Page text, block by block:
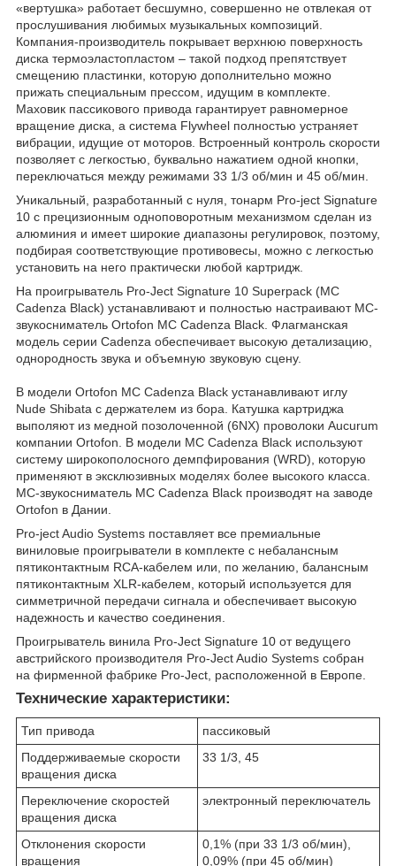
«вертушка» работает бесшумно, совершенно не отвлекая от
прослушивания любимых музыкальных композиций.
Компания-производитель покрывает верхнюю поверхность
диска термоэластопластом – такой подход препятствует
смещению пластинки, которую дополнительно можно
прижать специальным прессом, идущим в комплекте.
Маховик пассикового привода гарантирует равномерное
вращение диска, а система Flywheel полностью устраняет
вибрации, идущие от моторов. Встроенный контроль скорости
позволяет с легкостью, буквально нажатием одной кнопки,
переключаться между режимами 33 1/3 об/мин и 45 об/мин.
Уникальный, разработанный с нуля, тонарм Pro-ject Signature
10 с прецизионным одноповоротным механизмом сделан из
алюминия и имеет широкие диапазоны регулировок, поэтому,
подбирая соответствующие противовесы, можно с легкостью
установить на него практически любой картридж.
На проигрыватель Pro-Ject Signature 10 Superpack (MC
Cadenza Black) устанавливают и полностью настраивают MC-
звукосниматель Ortofon MC Cadenza Black. Флагманская
модель серии Cadenza обеспечивает высокую детализацию,
однородность звука и объемную звуковую сцену.
В модели Ortofon MC Cadenza Black устанавливают иглу
Nude Shibata с держателем из бора. Катушка картриджа
выполяют из медной позолоченной (6NX) проволоки Aucurum
компании Ortofon. В модели MC Cadenza Black используют
систему широкополосного демпфирования (WRD), которую
применяют в эксклюзивных моделях более высокого класса.
MC-звукосниматель MC Cadenza Black производят на заводе
Ortofon в Дании.
Pro-ject Audio Systems поставляет все премиальные
виниловые проигрыватели в комплекте с небалансным
пятиконтактным RCA-кабелем или, по желанию, балансным
пятиконтактным XLR-кабелем, который используется для
симметричной передачи сигнала и обеспечивает высокую
надежность и качество соединения.
Проигрыватель винила Pro-Ject Signature 10 от ведущего
австрийского производителя Pro-Ject Audio Systems собран
на фирменной фабрике Pro-Ject, расположенной в Европе.
Технические характеристики:
Тип привода
пассиковый
Поддерживаемые скорости
вращения диска
33 1/3, 45
Переключение скоростей
вращения диска
электронный переключатель
Отклонения скорости
вращения
0,1% (при 33 1/3 об/мин),
0,09% (при 45 об/мин)